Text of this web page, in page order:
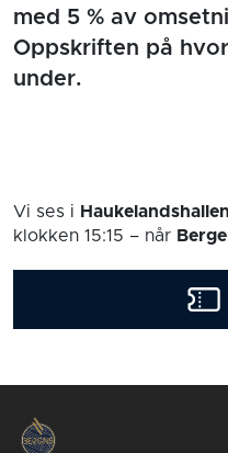
med 5 % av
Oppskriften på
under.
Vi ses i Haukelandshallen
klokken 15:15 – når